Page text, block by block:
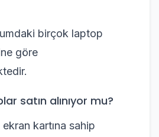
birçok laptop
göre
satın alınıyor mu?
kartına sahip